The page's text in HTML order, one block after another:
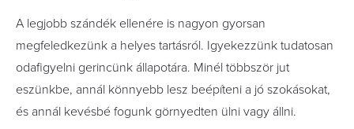
A legjobb szándék ellenére is nagyon gyorsan
megfeledkezünk a helyes tartásról. Igyekezzünk tudatosan
odafigyelni gerincünk állapotára. Minél többször jut
eszünkbe, annál könnyebb lesz beépíteni a jó szokásokat,
és annál kevésbé fogunk görnyedten ülni vagy állni.